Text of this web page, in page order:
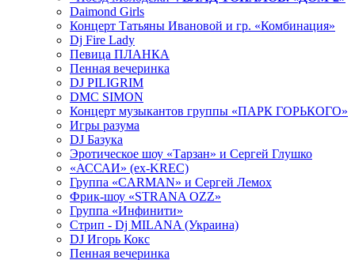
Daimond Girls
Концерт Татьяны Ивановой и гр. «Комбинация»
Dj Fire Lady
Певица ПЛАНКА
Пенная вечеринка
DJ PILIGRIM
DMC SIMON
Концерт музыкантов группы «ПАРК ГОРЬКОГО»
Игры разума
DJ Базука
Эротическое шоу «Тарзан» и Сергей Глушко
«АССАИ» (ex-KREC)
Группа «CARMAN» и Сергей Лемох
Фрик-шоу «STRANA OZZ»
Группа «Инфинити»
Стрип - Dj MILANA (Украина)
DJ Игорь Кокс
Пенная вечеринка